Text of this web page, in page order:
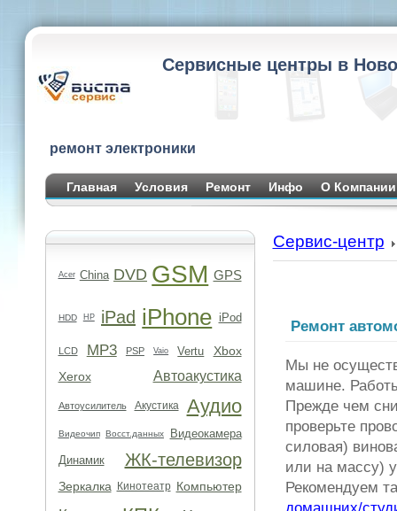
Сервисные центры в
ремонт электроники
Главная Условия Ремонт Инфо О Компании
Acer China DVD GSM GPS
HDD HP iPad iPhone iPod
LCD MP3 PSP Vaio Vertu
Xbox
Xerox
Автоакустика
Автоусилитель Акустика Аудио
Видеочип Восст.данных
Видеокамера
Динамик
ЖК-телевизор
Зеркалка Кинотеатр Компьютер
Сервис-центр
Ремонт
Мы не
машине.
Прежде чем
проверьте
силовая)
или на массу)
Рекомендуем
домашних/